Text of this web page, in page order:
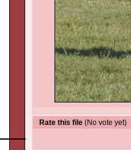
Rate this file (No vote yet)